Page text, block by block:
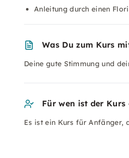
Anleitung durch einen
Was Du zum Kurs
Deine gute Stimmung und
Für wen ist der Kurs
Es ist ein Kurs für Anfänger,